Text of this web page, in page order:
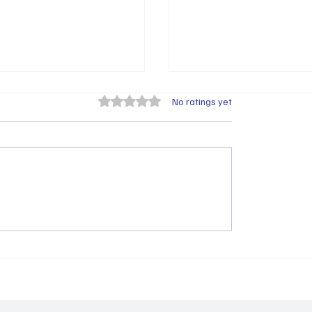
Rated 0 out of 5 stars.No ratings yet